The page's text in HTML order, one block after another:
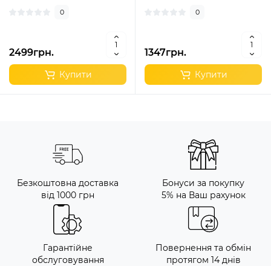
0
2499грн.
Купити
0
1347грн.
Купити
Безкоштовна доставка
від 1000 грн
Бонуси за покупку
5% на Ваш рахунок
Гарантійне
обслуговування
Повернення та обмін
протягом 14 днів